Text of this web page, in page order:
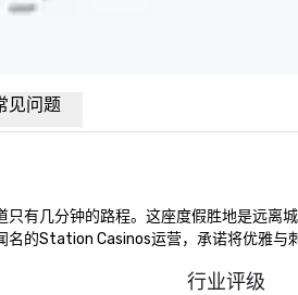
见问题
有几分钟的路程。这座度假胜地是远离
的Station Casinos运营，承诺将优雅与
行业评级